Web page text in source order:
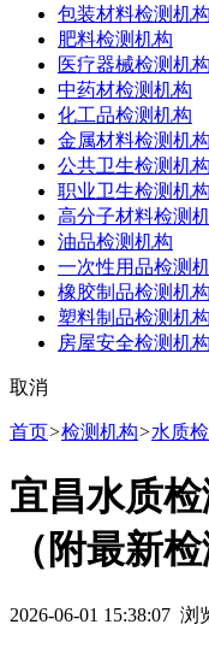
包装材料检测机构
肥料检测机构
医疗器械检测机构
中药材检测机构
化工品检测机构
金属材料检测机构
公共卫生检测机构
职业卫生检测机构
高分子材料检测
油品检测机构
一次性用品检测
橡胶制品检测机构
塑料制品检测机构
房屋安全检测机构
取消
首页>检测机构>水质
宜昌水质
（附最新
2026-06-01 15:38:07 浏